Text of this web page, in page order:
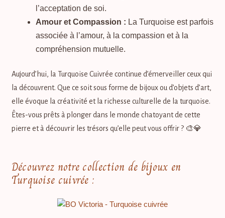
l’acceptation de soi.
Amour et Compassion : La Turquoise est parfois
associée à l’amour, à la compassion et à la
compréhension mutuelle.
Aujourd’hui, la Turquoise Cuivrée continue d’émerveiller ceux qui
la découvrent. Que ce soit sous forme de bijoux ou d’objets d’art,
elle évoque la créativité et la richesse culturelle de la turquoise.
Êtes-vous prêts à plonger dans le monde chatoyant de cette
pierre et à découvrir les trésors qu’elle peut vous offrir ? 🎨💎
Découvrez notre collection de bijoux en
Turquoise cuivrée :